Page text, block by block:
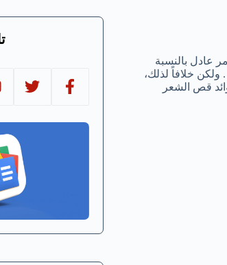
عادل بالنسبة
خلافاً لذلك،
قص الشعر